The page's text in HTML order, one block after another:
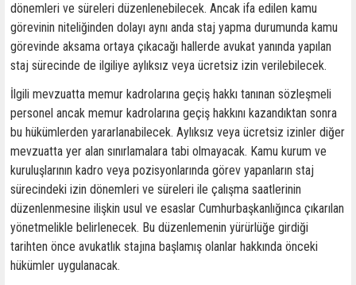
dönemleri ve süreleri düzenlenebilecek. Ancak ifa edilen kamu
görevinin niteliğinden dolayı aynı anda staj yapma durumunda kamu
görevinde aksama ortaya çıkacağı hallerde avukat yanında yapılan
staj sürecinde de ilgiliye aylıksız veya ücretsiz izin verilebilecek.
İlgili mevzuatta memur kadrolarına geçiş hakkı tanınan sözleşmeli
personel ancak memur kadrolarına geçiş hakkını kazandıktan sonra
bu hükümlerden yararlanabilecek. Aylıksız veya ücretsiz izinler diğer
mevzuatta yer alan sınırlamalara tabi olmayacak. Kamu kurum ve
kuruluşlarının kadro veya pozisyonlarında görev yapanların staj
sürecindeki izin dönemleri ve süreleri ile çalışma saatlerinin
düzenlenmesine ilişkin usul ve esaslar Cumhurbaşkanlığınca çıkarılan
yönetmelikle belirlenecek. Bu düzenlemenin yürürlüğe girdiği
tarihten önce avukatlık stajına başlamış olanlar hakkında önceki
hükümler uygulanacak.